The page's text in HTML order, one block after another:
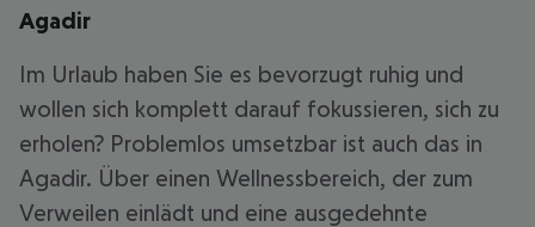
Agadir
Im Urlaub haben Sie es bevorzugt ruhig und
wollen sich komplett darauf fokussieren, sich zu
erholen? Problemlos umsetzbar ist auch das in
Agadir. Über einen Wellnessbereich, der zum
Verweilen einlädt und eine ausgedehnte